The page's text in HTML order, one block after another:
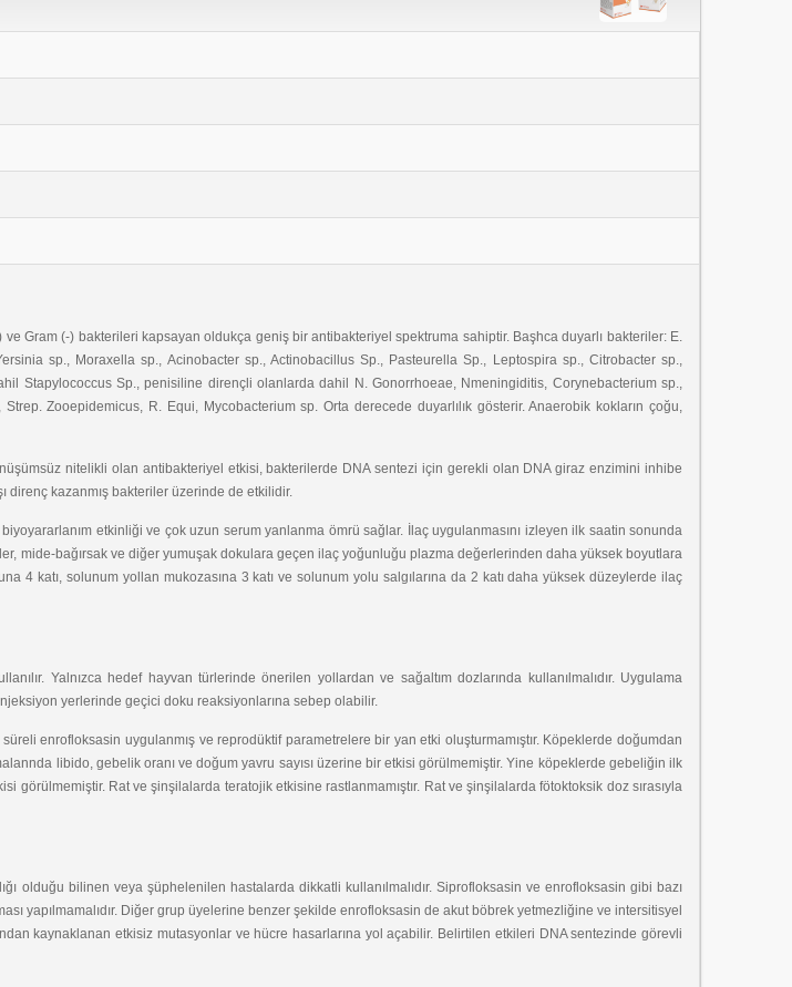
Gram (-) bakterileri kapsayan oldukça geniş bir antibakteriyel spektruma sahiptir. Başhca duyarlı bakteriler: E.
sp., Moraxella sp., Acinobacter sp., Actinobacillus Sp., Pasteurella Sp., Leptospira sp., Citrobacter sp.,
Stapylococcus Sp., penisiline dirençli olanlarda dahil N. Gonorrhoeae, Nmeningiditis, Corynebacterium sp.,
Zooepidemicus, R. Equi, Mycobacterium sp. Orta derecede duyarlılık gösterir. Anaerobik kokların çoğu,
nitelikli olan antibakteriyel etkisi, bakterilerde DNA sentezi için gerekli olan DNA giraz enzimini inhibe
direnç kazanmış bakteriler üzerinde de etkilidir.
etkinliği ve çok uzun serum yanlanma ömrü sağlar. İlaç uygulanmasını izleyen ilk saatin sonunda
mide-bağırsak ve diğer yumuşak dokulara geçen ilaç yoğunluğu plazma değerlerinden daha yüksek boyutlara
4 katı, solunum yollan mukozasına 3 katı ve solunum yolu salgılarına da 2 katı daha yüksek düzeylerde ilaç
Yalnızca hedef hayvan türlerinde önerilen yollardan ve sağaltım dozlarında kullanılmalıdır. Uygulama
yerlerinde geçici doku reaksiyonlarına sebep olabilir.
enrofloksasin uygulanmış ve reprodüktif parametrelere bir yan etki oluşturmamıştır. Köpeklerde doğumdan
libido, gebelik oranı ve doğum yavru sayısı üzerine bir etkisi görülmemiştir. Yine köpeklerde gebeliğin ilk
Rat ve şinşilalarda teratojik etkisine rastlanmamıştır. Rat ve şinşilalarda fötoktoksik doz sırasıyla
olduğu bilinen veya şüphelenilen hastalarda dikkatli kullanılmalıdır. Siprofloksasin ve enrofloksasin gibi bazı
yapılmamalıdır. Diğer grup üyelerine benzer şekilde enrofloksasin de akut böbrek yetmezliğine ve intersitisyel
kaynaklanan etkisiz mutasyonlar ve hücre hasarlarına yol açabilir. Belirtilen etkileri DNA sentezinde görevli